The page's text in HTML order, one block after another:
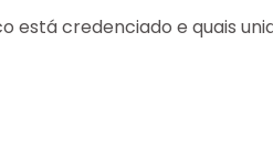
está credenciado e quais